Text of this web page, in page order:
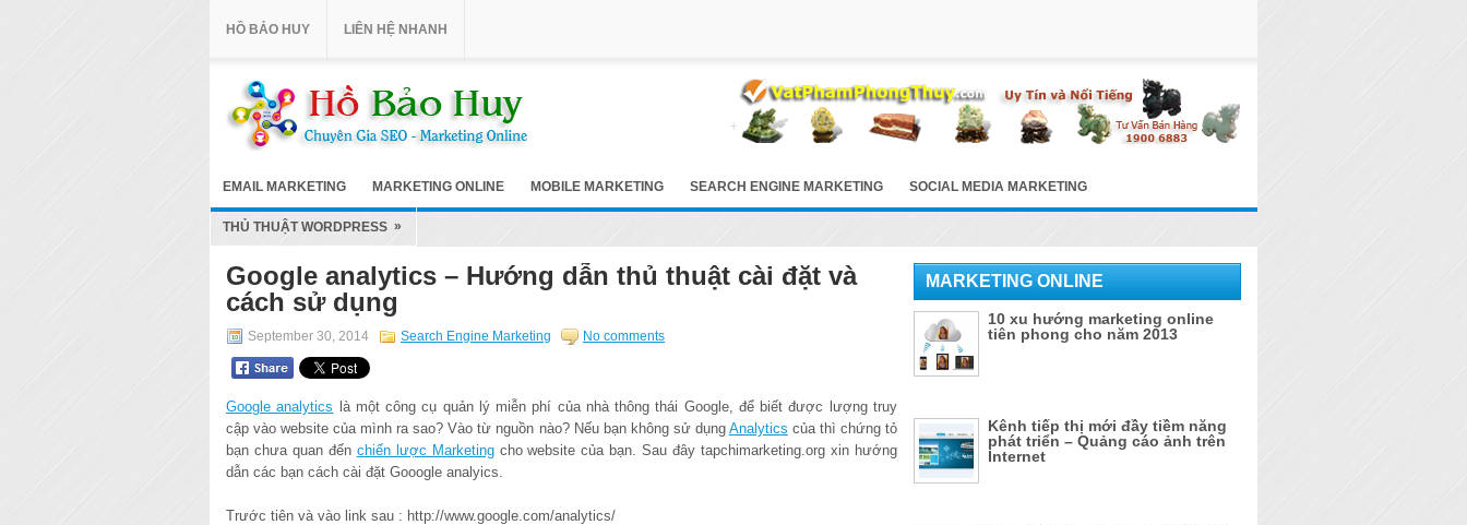
HỒ BẢO HUY LIÊN HỆ NHANH
EMAIL MARKETING MARKETING ONLINE MOBILE MARKETING SEARCH ENGINE MARKETING SOCIAL MEDIA MARKETING
THỦ THUẬT WORDPRESS »
Google analytics – Hướng dẫn thủ thuật cài đặt và
cách sử dụng
September 30, 2014 Search Engine Marketing No comments
Google analytics là một công cụ quản lý miễn phí của nhà thông thái Google, để biết được lượng truy
cập vào website của mình ra sao? Vào từ nguồn nào? Nếu bạn không sử dụng Analytics của thì chứng tỏ
bạn chưa quan đến chiến lược Marketingcho website của bạn. Sau đây tapchimarketing.org xin hướng
dẫn các bạn cách cài đặt Gooogle analyics.
Trước tiên và vào link sau : http://www.google.com/analytics/
MARKETING ONLINE
10 xu hướng marketing online
tiên phong cho năm 2013
Kênh tiếp thị mới đầy tiềm năng
phát triển – Quảng cáo ảnh trên
Internet